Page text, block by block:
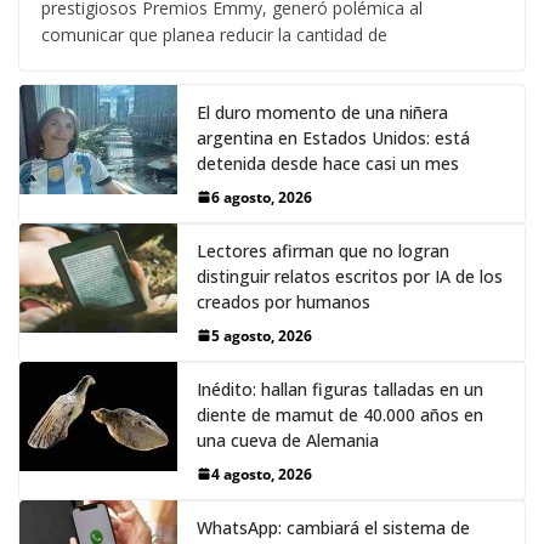
prestigiosos Premios Emmy, generó polémica al
comunicar que planea reducir la cantidad de
El duro momento de una niñera
argentina en Estados Unidos: está
detenida desde hace casi un mes
6 agosto, 2026
Lectores afirman que no logran
distinguir relatos escritos por IA de los
creados por humanos
5 agosto, 2026
Inédito: hallan figuras talladas en un
diente de mamut de 40.000 años en
una cueva de Alemania
4 agosto, 2026
WhatsApp: cambiará el sistema de